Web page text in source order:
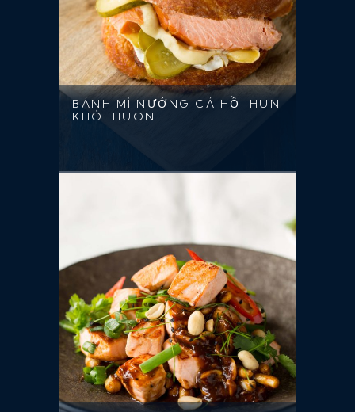
BÁNH MÌ NƯỚNG CÁ HỒI HUN
KHÓI HUON